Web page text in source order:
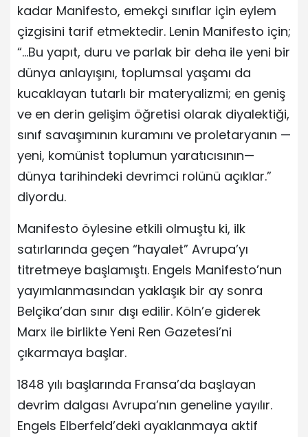
kadar Manifesto, emekçi sınıflar için eylem
çizgisini tarif etmektedir. Lenin Manifesto için;
“…Bu yapıt, duru ve parlak bir deha ile yeni bir
dünya anlayışını, toplumsal yaşamı da
kucaklayan tutarlı bir materyalizmi; en geniş
ve en derin gelişim öğretisi olarak diyalektiği,
sınıf savaşımının kuramını ve proletaryanın —
yeni, komünist toplumun yaratıcısının—
dünya tarihindeki devrimci rolünü açıklar.”
diyordu.
Manifesto öylesine etkili olmuştu ki, ilk
satırlarında geçen “hayalet” Avrupa’yı
titretmeye başlamıştı. Engels Manifesto’nun
yayımlanmasından yaklaşık bir ay sonra
Belçika’dan sınır dışı edilir. Köln’e giderek
Marx ile birlikte Yeni Ren Gazetesi’ni
çıkarmaya başlar.
1848 yılı başlarında Fransa’da başlayan
devrim dalgası Avrupa’nın geneline yayılır.
Engels Elberfeld’deki ayaklanmaya aktif